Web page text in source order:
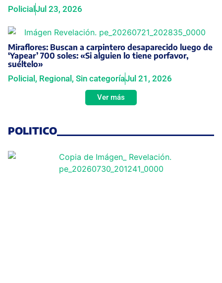
PolicialJul 23, 2026
Miraflores: Buscan a carpintero desaparecido luego de
‘Yapear’ 700 soles: «Si alguien lo tiene porfavor,
suéltelo»
Policial, Regional, Sin categoríaJul 21, 2026
Ver más
POLITICO